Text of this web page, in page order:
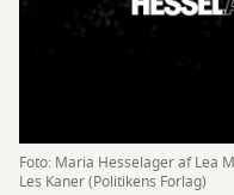
Foto: Maria Hesselager af Lea
Les Kaner (Politikens Forlag)